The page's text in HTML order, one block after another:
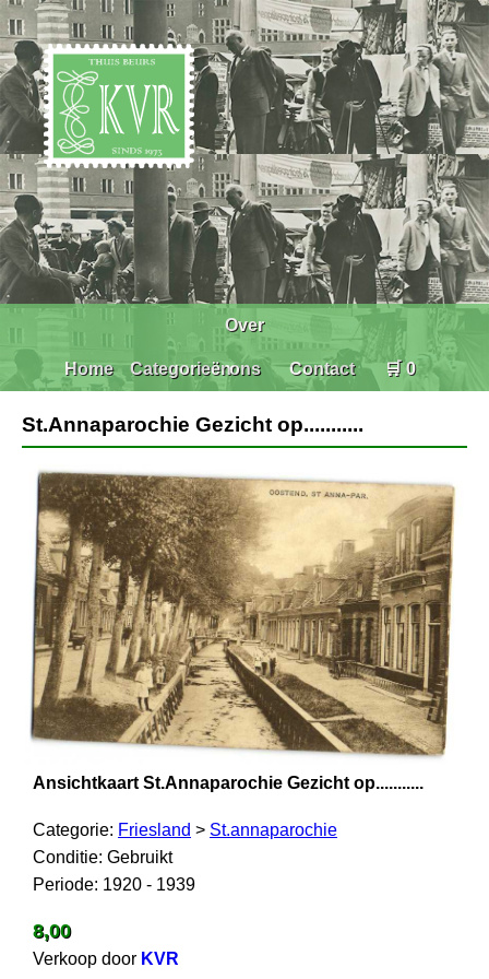
Home Categorieën
Over
ons Contact 🛒 0
St.Annaparochie Gezicht op...........
Ansichtkaart St.Annaparochie Gezicht op...........
Categorie: Friesland > St.annaparochie
Conditie: Gebruikt
Periode: 1920 - 1939
8,00
Verkoop door KVR